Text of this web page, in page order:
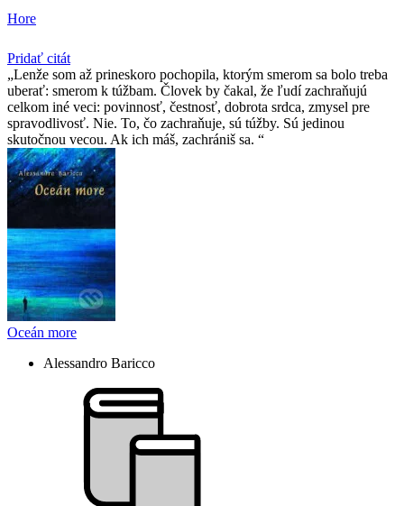
Hore
Pridať citát
Lenže som až prineskoro pochopila, ktorým smerom sa bolo treba
uberať: smerom k túžbam. Človek by čakal, že ľudí zachraňujú
celkom iné veci: povinnosť, čestnosť, dobrota srdca, zmysel pre
spravodlivosť. Nie. To, čo zachraňuje, sú túžby. Sú jedinou
skutočnou vecou. Ak ich máš, zachrániš sa.
Oceán more
Alessandro Baricco